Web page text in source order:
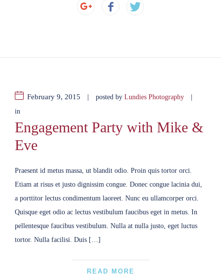
February 9, 2015 | posted by Lundies Photography |
in
Engagement Party with Mike &
Eve
Praesent id metus massa, ut blandit odio. Proin quis tortor orci.
Etiam at risus et justo dignissim congue. Donec congue lacinia dui,
a porttitor lectus condimentum laoreet. Nunc eu ullamcorper orci.
Quisque eget odio ac lectus vestibulum faucibus eget in metus. In
pellentesque faucibus vestibulum. Nulla at nulla justo, eget luctus
tortor. Nulla facilisi. Duis […]
READ MORE